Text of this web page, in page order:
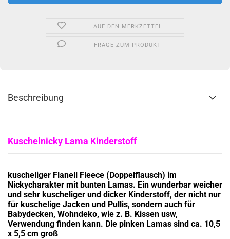
AUF DEN MERKZETTEL
FRAGE ZUM PRODUKT
Beschreibung
Kuschelnicky Lama Kinderstoff
kuscheliger Flanell Fleece (Doppelflausch) im
Nickycharakter mit bunten Lamas. Ein wunderbar weicher
und sehr kuscheliger und dicker Kinderstoff, der nicht nur
für kuschelige Jacken und Pullis, sondern auch für
Babydecken, Wohndeko, wie z. B. Kissen usw,
Verwendung finden kann. Die pinken Lamas sind ca. 10,5
x 5,5 cm groß